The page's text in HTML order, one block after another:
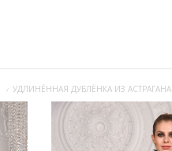
УДЛИНЁННАЯ ДУБЛЁНКА ИЗ АСТРАГАНА